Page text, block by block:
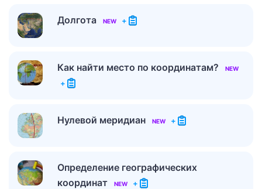
Долгота NEW +
Как найти место по координатам? NEW
+
Нулевой меридиан NEW +
Определение географических
координат
NEW +